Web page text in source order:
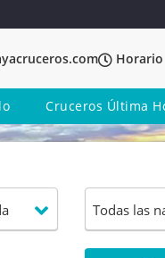
Horario
Cruceros Última